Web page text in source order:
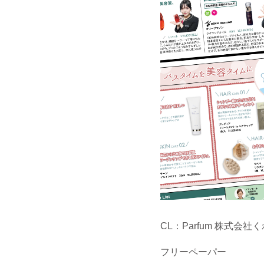
CL：Parfum 株式会社く
フリーペーパー